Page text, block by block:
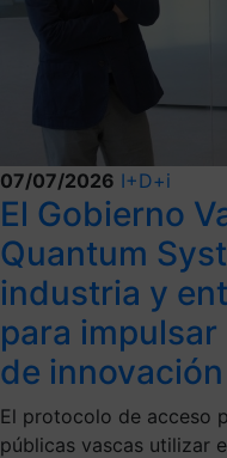
07/07/2026 I+D+i
El Gobierno
Quantum
industria y
para
de
El protocolo de acceso
públicas vascas utilizar